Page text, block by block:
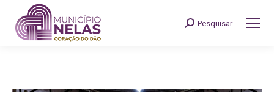
Search:
Pesquisar